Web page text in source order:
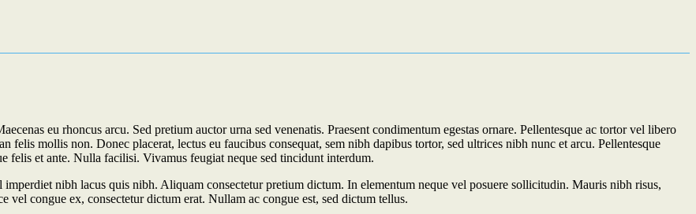
eu rhoncus arcu. Sed pretium auctor urna sed venenatis. Praesent condimentum egestas ornare. Pellentesque ac tortor vel libero
mollis non. Donec placerat, lectus eu faucibus consequat, sem nibh dapibus tortor, sed ultrices nibh nunc et arcu. Pellentesque
felis et ante. Nulla facilisi. Vivamus feugiat neque sed tincidunt interdum.
nibh lacus quis nibh. Aliquam consectetur pretium dictum. In elementum neque vel posuere sollicitudin. Mauris nibh risus,
congue ex, consectetur dictum erat. Nullam ac congue est, sed dictum tellus.